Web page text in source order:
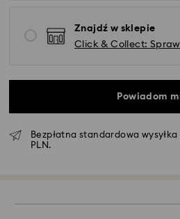
Znajdź w sklepie
Click & Collect:
Powiadom
Bezpłatna standardowa
PLN.